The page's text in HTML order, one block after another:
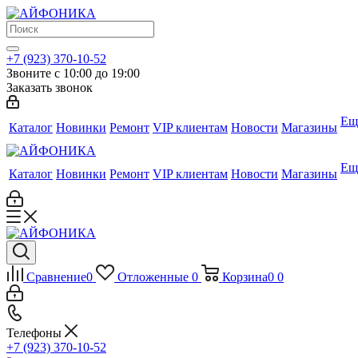
+7 (923) 370-10-52
Звоните с 10:00 до 19:00
Заказать звонок
Каталог Новинки Ремонт VIP клиентам Новости Магазины
Каталог Новинки Ремонт VIP клиентам Новости Магазины
Сравнение0 Отложенные 0 Корзина0 0
Телефоны
+7 (923) 370-10-52